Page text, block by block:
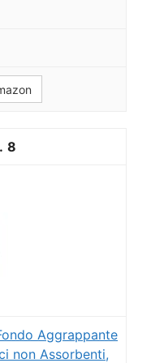
8
Aggrappante
non Assorbenti,